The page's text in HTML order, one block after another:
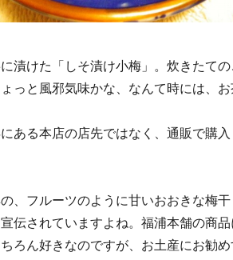
漬けた「しそ漬け小梅」。炊きたて
っと風邪気味かな、なんて時には、
ある本店の店先ではなく、通販で購
、フルーツのように甘いおおきな梅
伝されていますよね。福浦本舗の商
ろん好きなのですが、お土産にお勧